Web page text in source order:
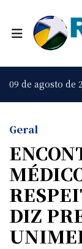
09 de agosto de
Geral
DIZ